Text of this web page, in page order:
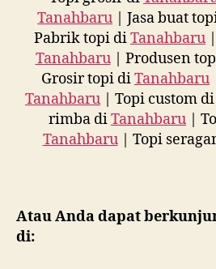
Tanahbaru | Jasa buat
Pabrik topi diTanahbaru
Tanahbaru| Produsen
Grosir topi diTanahbaru
Tanahbaru | Topi custom di
rimba diTanahbaru |
Tanahbaru| Topi
Atau Anda dapat
di: